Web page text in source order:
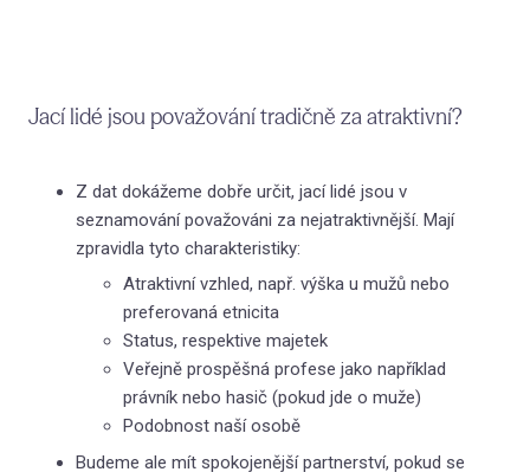
Jací lidé jsou považování tradičně za atraktivní?
Z dat dokážeme dobře určit, jací lidé jsou v
seznamování považováni za nejatraktivnější. Mají
zpravidla tyto charakteristiky:
Atraktivní vzhled, např. výška u mužů nebo
preferovaná etnicita
Status, respektive majetek
Veřejně prospěšná profese jako například
právník nebo hasič (pokud jde o muže)
Podobnost naší osobě
Budeme ale mít spokojenější partnerství, pokud se